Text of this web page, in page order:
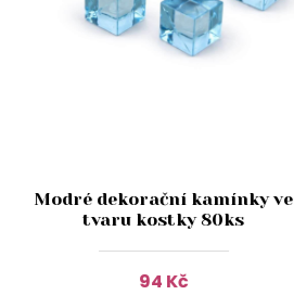
Modré dekorační kamínky ve
tvaru kostky 80ks
94 Kč